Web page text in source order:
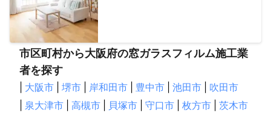
市区町村から大阪府の窓ガラスフィルム施工業
者を探す
大阪市 堺市 岸和田市 豊中市 池田市
吹田市
泉大津市 高槻市 貝塚市 守口市 枚方市
茨木市